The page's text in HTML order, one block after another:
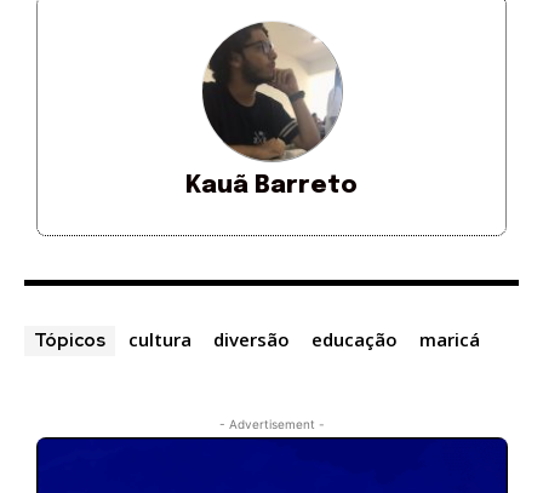
Kauã Barreto
Tópicos cultura diversão educação maricá
- Advertisement -